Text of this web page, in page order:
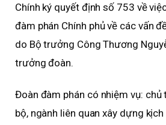
Chính ký quyết định số 753 về
đàm phán Chính phủ về các vấn
do Bộ trưởng Công Thương
trưởng đoàn.
Đoàn đàm phán có nhiệm vụ: chủ
bộ, ngành liên quan xây dựng